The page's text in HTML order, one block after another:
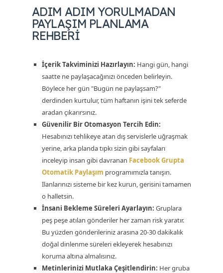
ADIM ADIM YORULMADAN
PAYLAŞIM PLANLAMA
REHBERI
İçerik Takviminizi Hazırlayın: Hangi gün, hangi
saatte ne paylaşacağınızı önceden belirleyin.
Böylece her gün "Bugün ne paylaşsam?"
derdinden kurtulur, tüm haftanın işini tek seferde
aradan çıkarırsınız.
Güvenilir Bir Otomasyon Tercih Edin:
Hesabınızı tehlikeye atan dış servislerle uğraşmak
yerine, arka planda tıpkı sizin gibi sayfaları
inceleyip insan gibi davranan Facebook Grupta
Otomatik Paylaşım programımızla tanışın.
İlanlarınızı sisteme bir kez kurun, gerisini tamamen
o halletsin.
İnsani Bekleme Süreleri Ayarlayın: Gruplara
peş peşe atılan gönderiler her zaman risk yaratır.
Bu yüzden gönderileriniz arasına 20-30 dakikalık
doğal dinlenme süreleri ekleyerek hesabınızı
koruma altına almalısınız.
Metinlerinizi Mutlaka Çeşitlendirin: Her gruba